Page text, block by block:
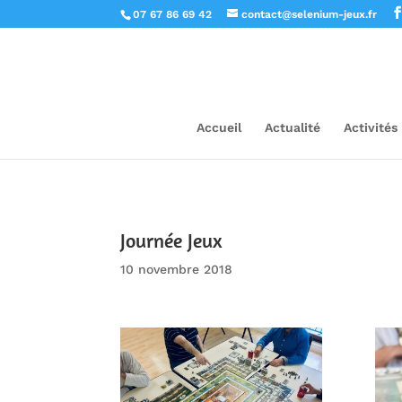
07 67 86 69 42 contact@selenium-jeux.fr
Accueil Actualité Activités
Journée Jeux
10 novembre 2018